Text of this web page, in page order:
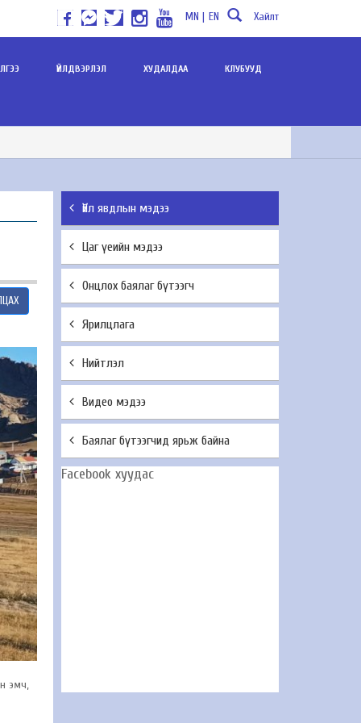
MN | EN Хайлт
ҮЙЛДВЭРЛЭЛ ХУДАЛДАА КЛУБУУД
эмч,
Үйл явдлын мэдээ
Цаг үеийн мэдээ
Онцлох баялаг бүтээгч
Ярилцлага
Нийтлэл
Видео мэдээ
Баялаг бүтээгчид ярьж байна
Facebook хуудас